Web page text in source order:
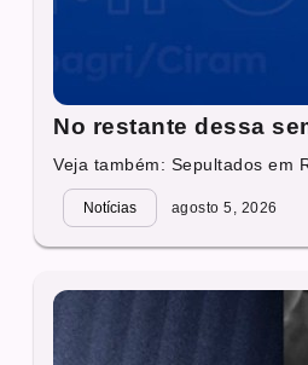
No restante dessa
Veja também: Sepultados em
Notícias agosto 5, 2026